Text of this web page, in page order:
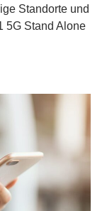
Standorte und
5G Stand Alone